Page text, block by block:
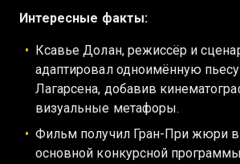
Интересные факты:
Ксавье Долан, режиссёр и
адаптировал одноимённую
Лагарсена, добавив
визуальные метафоры.
Фильм получил Гран-При жюри
основной конкурсной